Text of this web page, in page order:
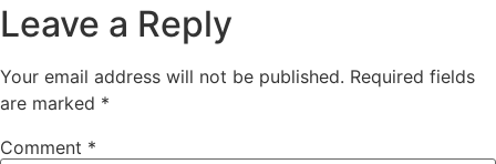
Leave a Reply
Your email address will not be published. Required fields
are marked *
Comment *